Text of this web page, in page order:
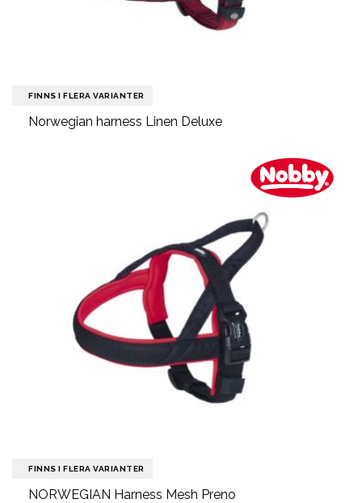
FINNS I FLERA VARIANTER
Norwegian harness Linen Deluxe
FINNS I FLERA VARIANTER
NORWEGIAN Harness Mesh Preno